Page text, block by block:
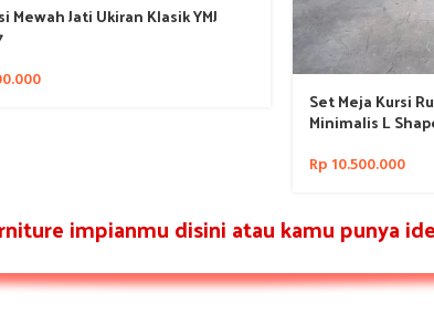
Mewah Jati Ukiran Klasik YMJ
Set Meja Kursi
Minimalis L
Rp 10.500.000
impianmu disini atau kamu punya